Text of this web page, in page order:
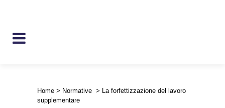
Home > Normative > La forfettizzazione del lavoro
supplementare